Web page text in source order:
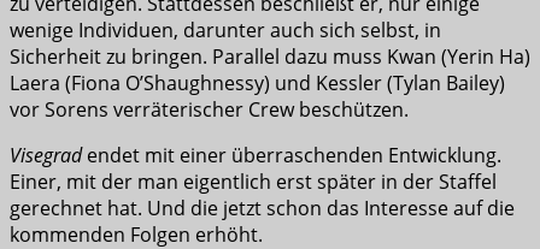
wenige Individuen, darunter auch sich selbst, in
Sicherheit zu bringen. Parallel dazu muss Kwan (Yerin Ha)
Laera (Fiona O’Shaughnessy) und Kessler (Tylan Bailey)
vor Sorens verräterischer Crew beschützen.
Visegradendet mit einer überraschenden Entwicklung.
Einer, mit der man eigentlich erst später in der Staffel
gerechnet hat. Und die jetzt schon das Interesse auf die
kommenden Folgen erhöht.